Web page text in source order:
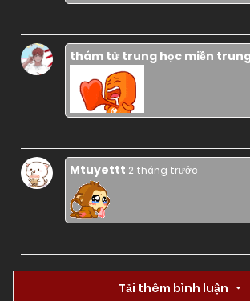
thám tử trung học miền
Mtuyettt 2 tháng trước
Tải thêm bình luận